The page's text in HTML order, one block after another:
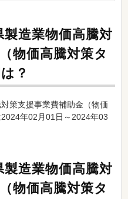
造業物価高騰対
物価高騰対策タ
？
策支援事業費補助金（物価
年02月01日～2024年03
造業物価高騰対
物価高騰対策タ